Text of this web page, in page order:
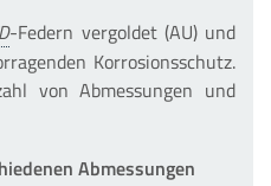
-Federn vergoldet (AU) und
Korrosionsschutz.
von Abmessungen und
Abmessungen